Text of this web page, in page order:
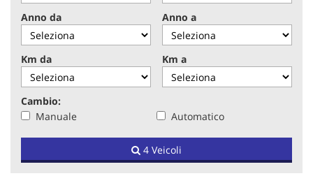
Anno da Anno a
Km da Km a
Cambio:
Manuale
Automatico
4 Veicoli
attività
di
seguito
descritte.
Per
ottenere
maggiori
informazioni
sull'utilità
funzionamento